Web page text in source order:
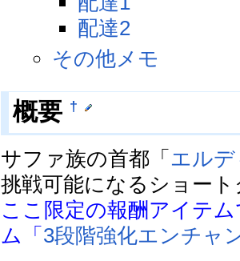
配達2
その他メモ
概要 †
サファ族の首都「 エル
挑戦可能になるショー
ここ限定の報酬アイテ
ム「 3段階強化エンチャ